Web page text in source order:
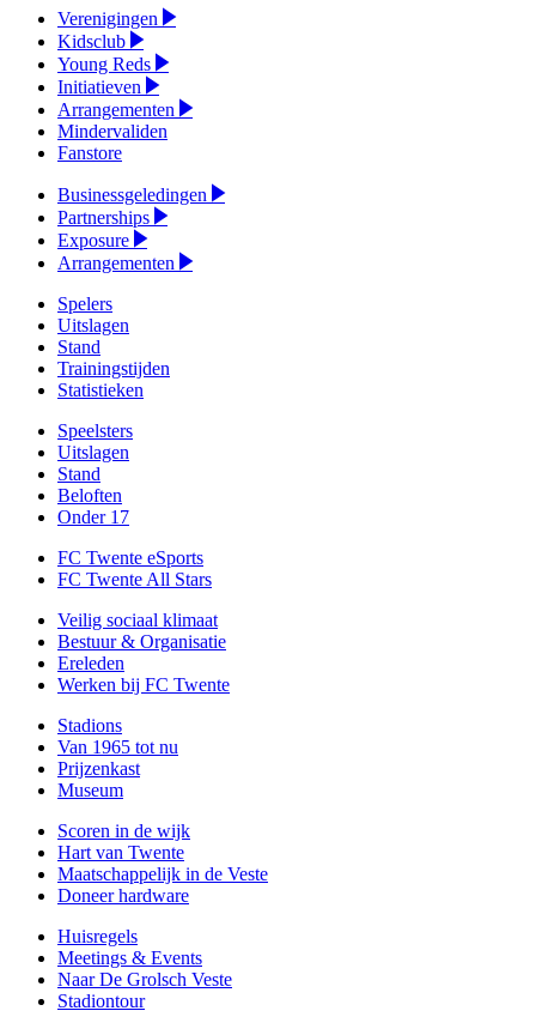
Verenigingen
Kidsclub
Young Reds
Initiatieven
Arrangementen
Mindervaliden
Fanstore
Businessgeledingen
Partnerships
Exposure
Arrangementen
Spelers
Uitslagen
Stand
Trainingstijden
Statistieken
Speelsters
Uitslagen
Stand
Beloften
Onder 17
FC Twente eSports
FC Twente All Stars
Veilig sociaal klimaat
Bestuur & Organisatie
Ereleden
Werken bij FC Twente
Stadions
Van 1965 tot nu
Prijzenkast
Museum
Scoren in de wijk
Hart van Twente
Maatschappelijk in de Veste
Doneer hardware
Huisregels
Meetings & Events
Naar De Grolsch Veste
Stadiontour